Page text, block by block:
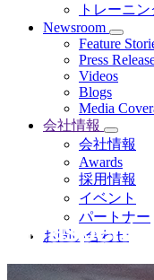
トレーニ
Newsroom
Feature
Press
Videos
Blogs
Media
会社情報
会社情報
Awards
採用情報
イベント
パートナー
お問い合わせ